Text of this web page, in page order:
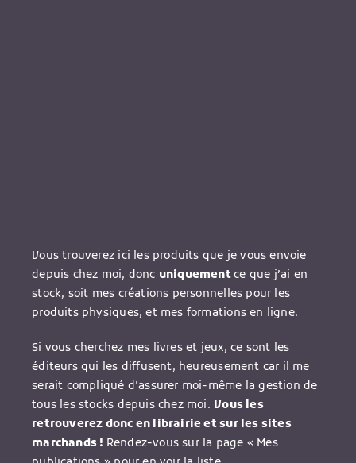
Vous trouverez ici les produits que je vous envoie
depuis chez moi, donc uniquementce que j’ai en
stock, soit mes créations personnelles pour les
produits physiques, et mes formations en ligne.
Si vous cherchez mes livres et jeux, ce sont les
éditeurs qui les diffusent, heureusement car il me
serait compliqué d’assurer moi-même la gestion de
tous les stocks depuis chez moi. Vous les
retrouverez donc en librairie et sur les sites
marchands ! Rendez-vous sur la page « Mes